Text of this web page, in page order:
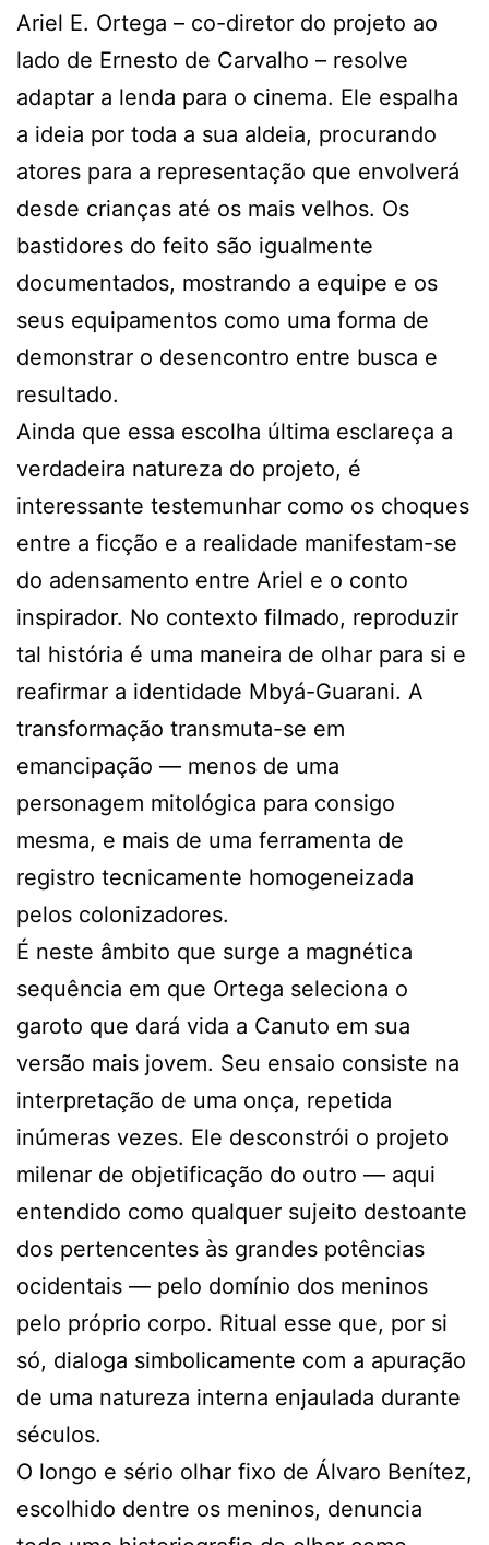
Ariel E. Ortega – co-diretor do projeto ao
lado de Ernesto de Carvalho – resolve
adaptar a lenda para o cinema. Ele espalha
a ideia por toda a sua aldeia, procurando
atores para a representação que envolverá
desde crianças até os mais velhos. Os
bastidores do feito são igualmente
documentados, mostrando a equipe e os
seus equipamentos como uma forma de
demonstrar o desencontro entre busca e
resultado.
Ainda que essa escolha última esclareça a
verdadeira natureza do projeto, é
interessante testemunhar como os choques
entre a ficção e a realidade manifestam-se
do adensamento entre Ariel e o conto
inspirador. No contexto filmado, reproduzir
tal história é uma maneira de olhar para si e
reafirmar a identidade Mbyá-Guarani. A
transformação transmuta-se em
emancipação — menos de uma
personagem mitológica para consigo
mesma, e mais de uma ferramenta de
registro tecnicamente homogeneizada
pelos colonizadores.
É neste âmbito que surge a magnética
sequência em que Ortega seleciona o
garoto que dará vida a Canuto em sua
versão mais jovem. Seu ensaio consiste na
interpretação de uma onça, repetida
inúmeras vezes. Ele desconstrói o projeto
milenar de objetificação do outro — aqui
entendido como qualquer sujeito destoante
dos pertencentes às grandes potências
ocidentais — pelo domínio dos meninos
pelo próprio corpo. Ritual esse que, por si
só, dialoga simbolicamente com a apuração
de uma natureza interna enjaulada durante
séculos.
O longo e sério olhar fixo de Álvaro Benítez,
escolhido dentre os meninos, denuncia